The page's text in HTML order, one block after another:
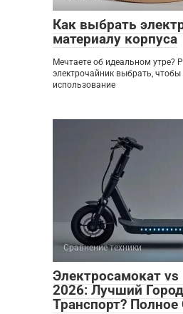
Как выбрать
материалу корпуса
Мечтаете об идеальном утре?
электрочайник выбрать,
использование
Сравнение техники
Электросамокат
2026: Лучший
Транспорт? Полное